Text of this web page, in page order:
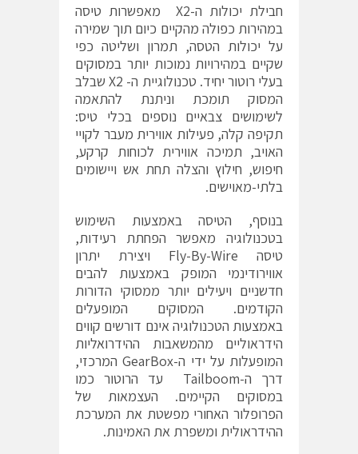
חבילת יכולות ה-X2 מאפשרות טיסה
במהירות כפולה מהקיים כיום תוך שמירה
על יכולות הטסה, תמרון ושליטה כפי
שקיים במהירויות נמוכות יותר במסוקים
בעלי רוטור יחיד. טכנולוגיית ה- X2 שבלב
המסוק תומכת וניתנת להתאמה
לשימושים צבאיים נוספים בכלי טיס:
תקיפה קלה, פעילות אווירית מעבר לקויי
האויב, תמיכה אווירית לכוחות קרקע,
חיפוש, חילוץ והצלה תחת אש ויישומים
בלתי-מאוישים.
בנוסף, הטיסה באמצעות השימוש
בטכנולוגיה מאפשר הפחתת רעידות,
טיסה Fly-By-Wire ויצירת יתרון
אווירודינמי המופק באמצעות להבים
חדשניים ויעילים יותר ממסוקי הדורות
הקודמים. המסוקים המופעלים
באמצעות הטכנולוגיה אינם דורשים קווים
הידראוליים מהמשאבות ההידרואליות
המופעלות על ידי ה-GearBox המרכזי,
דרך ה-Tailboom עד הרוטור כמו
במסוקים הקיימים. העצמאות של
הפרופלור האחורי מפשטת את המערכת
ההידראולית ומשפרת את האמינות.